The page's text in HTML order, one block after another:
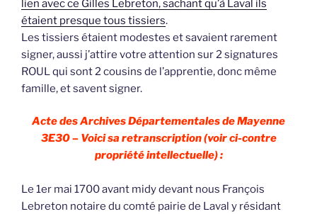
lien avec ce Gilles Lebreton, sachant qu’à Laval ils
étaient presque tous tissiers.
Les tissiers étaient modestes et savaient rarement
signer, aussi j’attire votre attention sur 2 signatures
ROUL qui sont 2 cousins de l’apprentie, donc même
famille, et savent signer.
Acte des Archives Départementales de Mayenne
3E30 – Voici sa retranscription (voir ci-contre
propriété intellectuelle) :
Le 1er mai 1700 avant midy devant nous François
Lebreton notaire du comté pairie de Laval y résidant